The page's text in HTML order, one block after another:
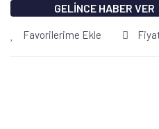
GELİNCE HABER VER
Favorilerime Ekle